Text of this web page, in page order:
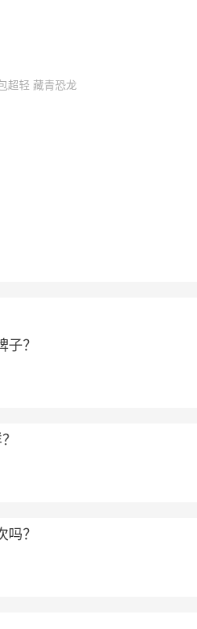
超轻 藏青恐龙
？
？